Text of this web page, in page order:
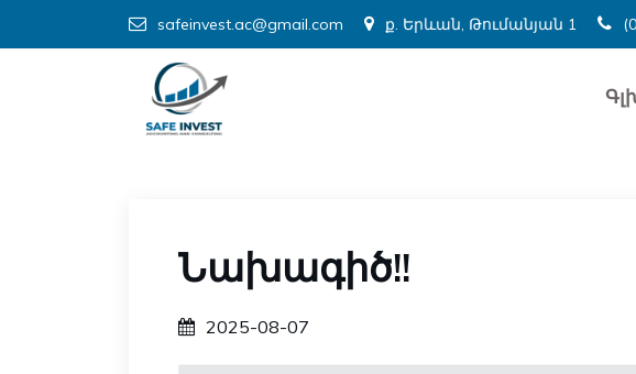
safeinvest.ac@gmail.com ք. Երևան, Թումանյան 1
Նախագիծ!!
2025-08-07